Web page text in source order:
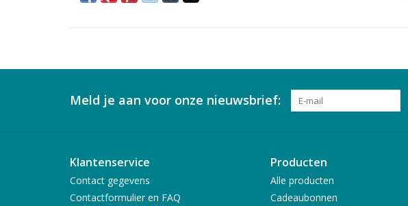
Meld je aan voor onze nieuwsbrief:
Klantenservice
Contact gegevens
Contactformulier en FAQ
Producten
Alle producten
Cadeaubonnen